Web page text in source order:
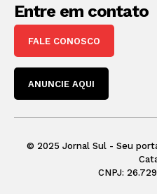
Entre em contato
FALE CONOSCO
ANUNCIE AQUI
© 2025 Jornal Sul - Seu
CNPJ: